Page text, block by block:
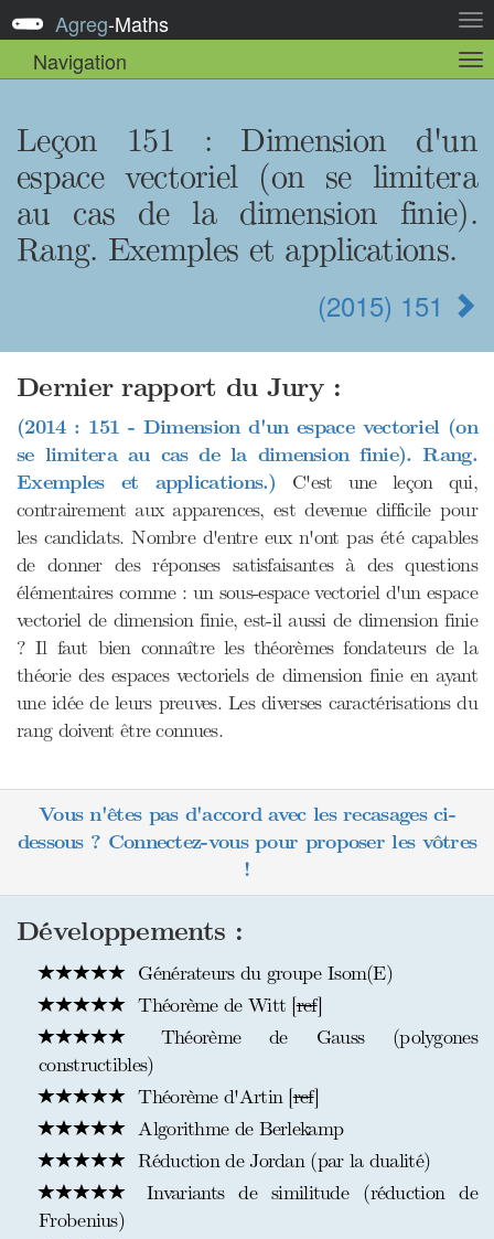
la
Agreg-Maths
Navigation
la
Leçon 151 : Dimension d'un
espace vectoriel (on se limitera
au cas de la dimension finie).
Rang. Exemples et applications.
(2015) 151
Dernier rapport du Jury :
(2014 : 151 - Dimension d'un espace vectoriel (on
se limitera au cas de la dimension finie). Rang.
Exemples et applications.) C'est une leçon qui,
contrairement aux apparences, est devenue difficile pour
les candidats. Nombre d'entre eux n'ont pas été capables
de donner des réponses satisfaisantes à des questions
élémentaires comme : un sous-espace vectoriel d'un espace
vectoriel de dimension finie, est-il aussi de dimension finie
? Il faut bien connaître les théorèmes fondateurs de la
théorie des espaces vectoriels de dimension finie en ayant
une idée de leurs preuves. Les diverses caractérisations du
rang doivent être connues.
Vous n'êtes pas d'accord avec les recasages ci-
dessous ? Connectez-vous pour proposer les vôtres
!
Développements :
Générateurs du groupe Isom(E)
Théorème de Witt [ref]
Théorème de Gauss (polygones
constructibles)
Théorème d'Artin [ref]
Algorithme de Berlekamp
Réduction de Jordan (par la dualité)
Invariants de similitude (réduction de
Frobenius)